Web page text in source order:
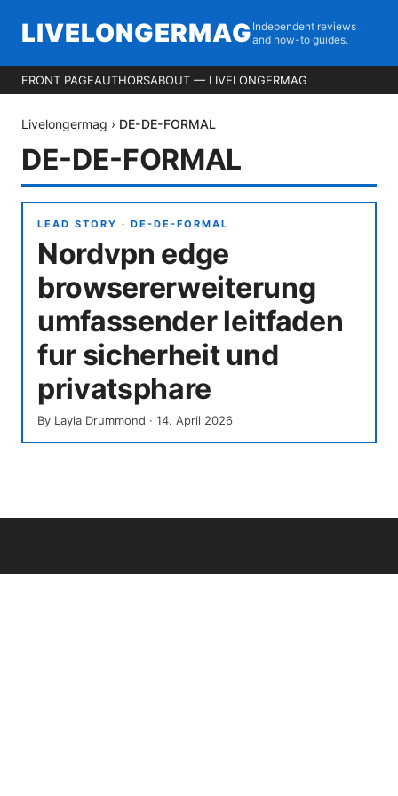
LIVELONGERMAG Independent reviews
and how-to guides.
FRONT PAGEAUTHORSABOUT — LIVELONGERMAG
Livelongermag › DE-DE-FORMAL
DE-DE-FORMAL
LEAD STORY · DE-DE-FORMAL
Nordvpn edge
browsererweiterung
umfassender leitfaden
fur sicherheit und
privatsphare
By Layla Drummond · 14. April 2026